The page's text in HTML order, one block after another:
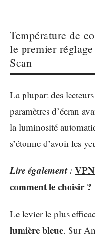
Température de
le premier
Scan
La plupart des
paramètres d’écran
la luminosité
s’étonne d’avoir les
Lire également :
comment le choisir ?
Le levier le plus
lumière bleue. Sur